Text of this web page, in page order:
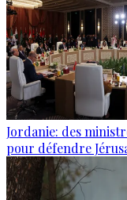
Jordanie: des
pour défendre